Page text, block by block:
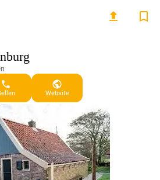
Website